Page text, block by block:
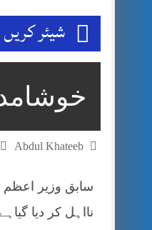
شیئر کریں
Abdul Khateeb
سابق وزیر اعظم
نااہل کر دیا